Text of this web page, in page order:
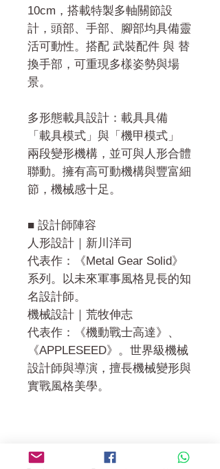
10cm，搭載特製多軸關節設
計，頭部、手部、腳部均具備靈
活可動性。搭配 武裝配件 與 替
換手部，可重現多樣姿勢與場
景。
多形態載具設計：載具具備
「載具模式」與「機甲模式」
兩段變形機構，並可與人形合體
聯動。擁有高可動機構與豐富細
節，機械感十足。
■ 設計師陣容
人形設計｜新川洋司
代表作：《Metal Gear Solid》
系列。以未來軍事風格見長的知
名設計師。
機械設計｜荒牧伸志
代表作：《機動戰士高達》、
《APPLESEED》。世界級機械
設計師與導演，擅長機械變形與
實戰風格美學。
門市 Shop